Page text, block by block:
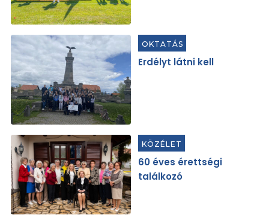
OKTATÁS
Erdélyt látni kell
KÖZÉLET
60 éves érettségi
találkozó